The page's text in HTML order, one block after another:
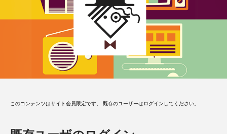
このコンテンツはサイト会員限定です。 既存のユーザーはログインしてください。